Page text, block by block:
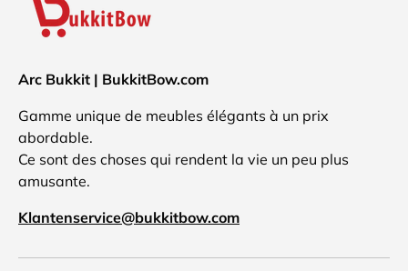
Arc Bukkit | BukkitBow.com
Gamme unique de meubles élégants à un prix
abordable.
Ce sont des choses qui rendent la vie un peu plus
amusante.
Klantenservice@bukkitbow.com